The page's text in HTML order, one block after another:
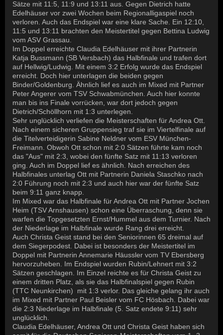
Sätze mit 11:5, 11:9 und 13:11 aus. Gegen Dietrich hatte
Edelhäuser vor zwei Wochen beim Regionalligaspiel noch
verloren. Auch das Endspiel war eine klare Sache. Ein 12:10,
11:5 und 13:11 brachten den Meistertitel gegen Bettina Ludwig
vom ASV Grassau.
Im Doppel erreichte Claudia Edelhäuser mit ihrer Partnerin
Katja Bussmann (SB Versbach) das Halbfinale und trafen dort
auf Hellwig/Ludwig. Mit einem 3:2 Erfolg wurde das Endspiel
erreicht. Doch hier unterlagen die beiden gegen
Binder/Goldenburg. Ähnlich lief es auch im Mixed mit Partner
Peter Angerer vom TSV Schwabmünchen. Auch hier konnte
man bis ins Finale vorrücken, war dort jedoch gegen
Dietrich/Schöllhorn mit 1:3 unterlegen.
Sehr unglücklich verliefen die Meisterschaften für Andrea Ott.
Nach einem sicheren Gruppensieg traf sie im Viertelfinale auf
die Titelverteidigerin Sabine Neldner vom ESV München-
Freimann. Obwoh Ott schon mit 2:0 Sätzen führte kam noch
das "Aus" mit 2:3, wobei den fünfte Satz mit 11:13 verloren
ging. Auch im Doppel lief es ähnlich. Nach erreichen des
Halbfinales unterlag Ott mit Partnerin Daniela Staschko nach
2:0 Führung noch mit 2:3 und auch hier war der fünfte Satz
beim 9:11 ganz knapp.
Im Mixed war das Halbfinale für Andrea Ott mit Partner Jochen
Heim (TSV Arnshausen) schon eine Überraschung, denn sie
warfen die Topgesetzten Ernst/Hummel aus dem Turnier. Nach
der Niederlage im Halbfinale wurde Rang drei erreicht.
Auch Christa Geist stand bei den Seniorinnen 65 dreimal auf
dem Siegerpodest. Dabei ist besonders der Meistertitel im
Doppel mit Partnerin Annemarie Häussler vom TV Ebersberg
hervorzuheben. Im Endspiel wurden Rubin/Lehnert mit 3:2
Sätzen geschlagen. Im Einzel reichte es für Christa Geist zu
einem dritten Platz, als sie das Halbfinalspiel gegen Rubin
(TTC Neunkirchen) mit 1:3 verlor. Das gleiche gelang ihr auch
im Mixed mit Partner Paul Beisler vom FC Hösbach. Dabei war
die 2:3 Niederlage im Halbfinale (5. Satz endete 9:11) sehr
unglücklich.
Claudia Edelhäuser, Andrea Ott und Christa Geist haben sich